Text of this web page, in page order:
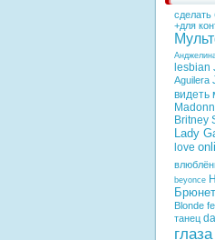
сделать
+для
lesbian
Aguilera
видеть
Britney
Lady
love
beyonce
Blonde
танец
глаза